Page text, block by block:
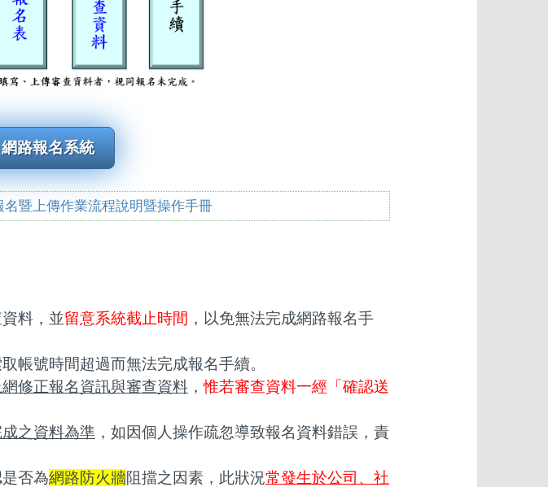
網路報名系統
暨上傳作業流程說明暨操作手冊
料，並留意系統截止時間 ，以免無法完成網路報名手
取帳號時間超過而無法完成報名手續。
修正報名資訊與審查資料 ，惟若審查資料一經「確認送
之資料為準 ，如因個人操作疏忽導致報名資料錯誤，責
否為網路防火牆阻擋之因素，此狀況常發生於公司、社